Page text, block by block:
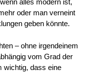
alles modern ist,
oder man verneint
geben könnte.
– ohne irgendeinem
vom Grad der
wichtig, dass eine